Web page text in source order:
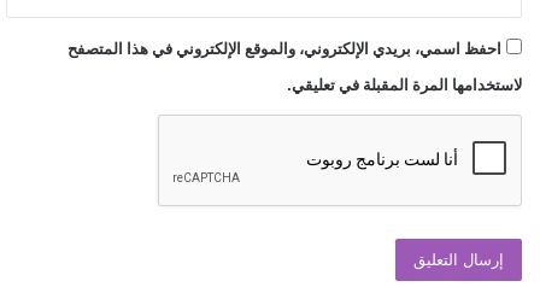
احفظ اسمي، بريدي الإلكتروني، والموقع الإلكتروني في هذا المتصفح
لاستخدامها المرة المقبلة في تعليقي.